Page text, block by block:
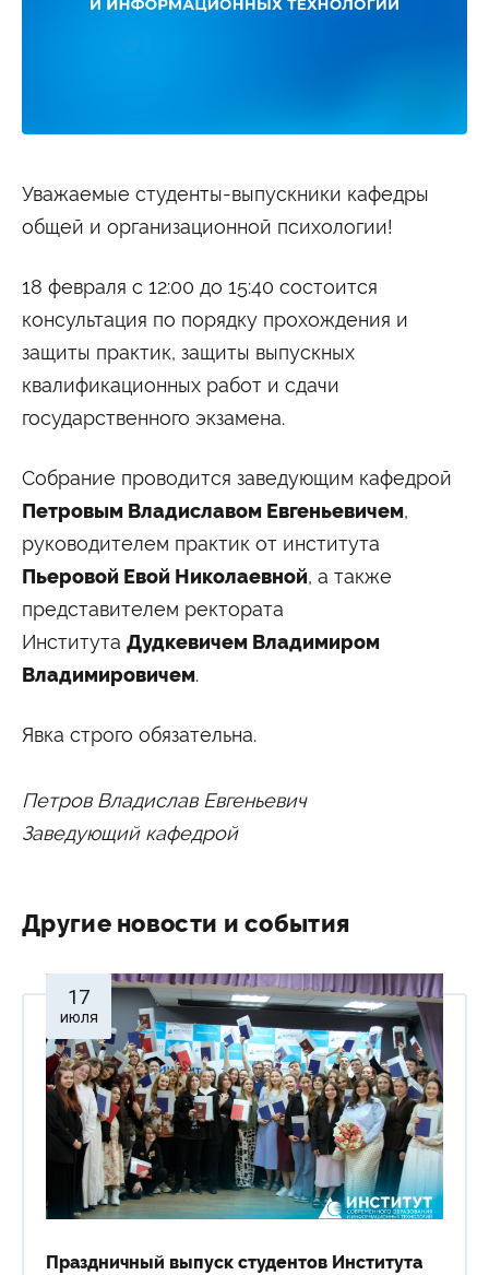
Новости и Объявления
Фотогалерея
Формы обучения
Очная форма обучения
Очно-заочная форма обучения
Мероприятия
Выездные студенческие мероприятия
Университетские субботы
Контакты
Администрация
+7 (495) 795-00-11
Приёмная комиссия
Подписаться на нас
 
Министерство науки и высшего образования
Министерство просвещения Российской
Федерации
Сведения об образовательной организации
Уважаемые студенты-выпускники кафедры
общей и организационной психологии!
18 февраля с 12:00 до 15:40 состоится
консультация по порядку прохождения и
защиты практик, защиты выпускных
квалификационных работ и сдачи
государственного экзамена.
Собрание проводится заведующим кафедрой
Петровым Владиславом Евгеньевичем,
руководителем практик от института
Пьеровой Евой Николаевной, а также
представителем ректората
Института Дудкевичем Владимиром
Владимировичем.
Явка строго обязательна.
Петров Владислав Евгеньевич
Заведующий кафедрой
Другие новости и события
17
июля
Праздничный выпуск студентов Института